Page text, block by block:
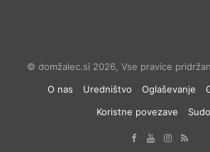
© domžalec.si 2026, Vse pravice
O nas
Uredništvo Oglaševanje
Koristne povezave